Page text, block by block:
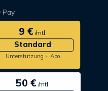
Pay
9 €/mtl.
Standard
Unterstützung + Abo
50 € /mtl.